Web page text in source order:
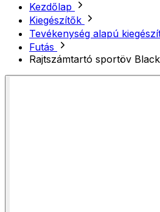
Kezdőlap
Kiegészítők
Tevékenység alapú
Futás
Rajtszámtartó sportöv